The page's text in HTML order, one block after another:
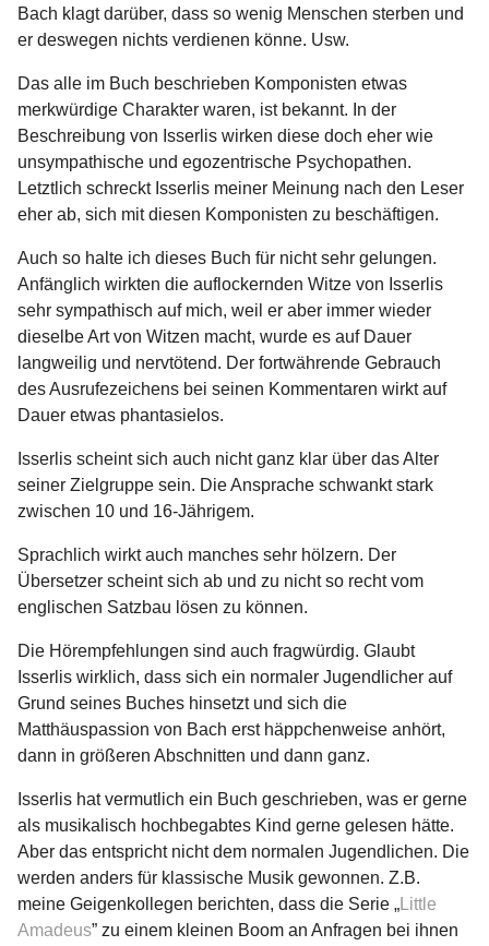
Bach klagt darüber, dass so wenig Menschen sterben und
er deswegen nichts verdienen könne. Usw.
Das alle im Buch beschrieben Komponisten etwas
merkwürdige Charakter waren, ist bekannt. In der
Beschreibung von Isserlis wirken diese doch eher wie
unsympathische und egozentrische Psychopathen.
Letztlich schreckt Isserlis meiner Meinung nach den Leser
eher ab, sich mit diesen Komponisten zu beschäftigen.
Auch so halte ich dieses Buch für nicht sehr gelungen.
Anfänglich wirkten die auflockernden Witze von Isserlis
sehr sympathisch auf mich, weil er aber immer wieder
dieselbe Art von Witzen macht, wurde es auf Dauer
langweilig und nervtötend. Der fortwährende Gebrauch
des Ausrufezeichens bei seinen Kommentaren wirkt auf
Dauer etwas phantasielos.
Isserlis scheint sich auch nicht ganz klar über das Alter
seiner Zielgruppe sein. Die Ansprache schwankt stark
zwischen 10 und 16-Jährigem.
Sprachlich wirkt auch manches sehr hölzern. Der
Übersetzer scheint sich ab und zu nicht so recht vom
englischen Satzbau lösen zu können.
Die Hörempfehlungen sind auch fragwürdig. Glaubt
Isserlis wirklich, dass sich ein normaler Jugendlicher auf
Grund seines Buches hinsetzt und sich die
Matthäuspassion von Bach erst häppchenweise anhört,
dann in größeren Abschnitten und dann ganz.
Isserlis hat vermutlich ein Buch geschrieben, was er gerne
als musikalisch hochbegabtes Kind gerne gelesen hätte.
Aber das entspricht nicht dem normalen Jugendlichen. Die
werden anders für klassische Musik gewonnen. Z.B.
meine Geigenkollegen berichten, dass die Serie „Little
Amadeus” zu einem kleinen Boom an Anfragen bei ihnen